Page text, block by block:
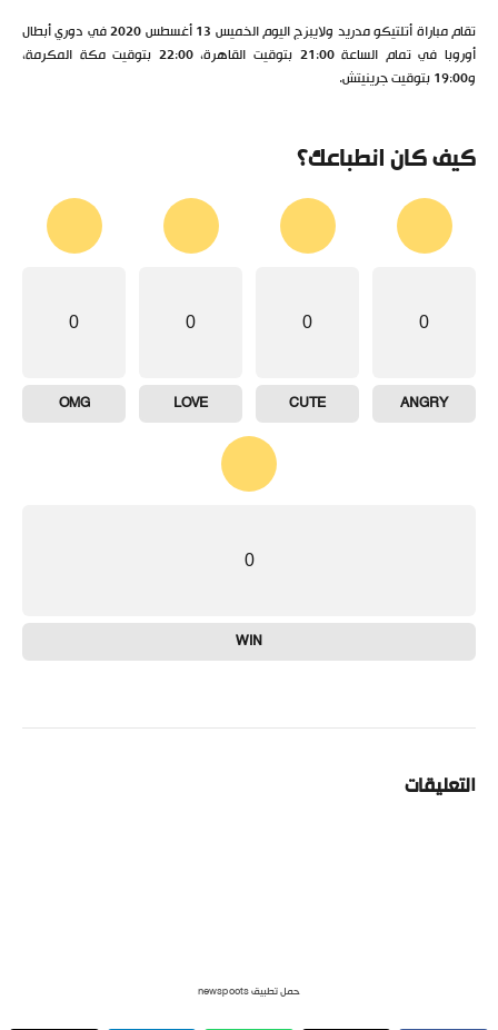
تقام مباراة أتلتيكو مدريد ولايبزج اليوم الخميس 13 أغسطس 2020 في دوري أبطال
أوروبا في تمام الساعة 21:00 بتوقيت القاهرة، 22:00 بتوقيت مكة المكرمة،
كيف كان انطباعك؟
0
ANGRY
0
CUTE
0
LOVE
0
OMG
0
WIN
التعليقات
حمل تطبيق newspoots